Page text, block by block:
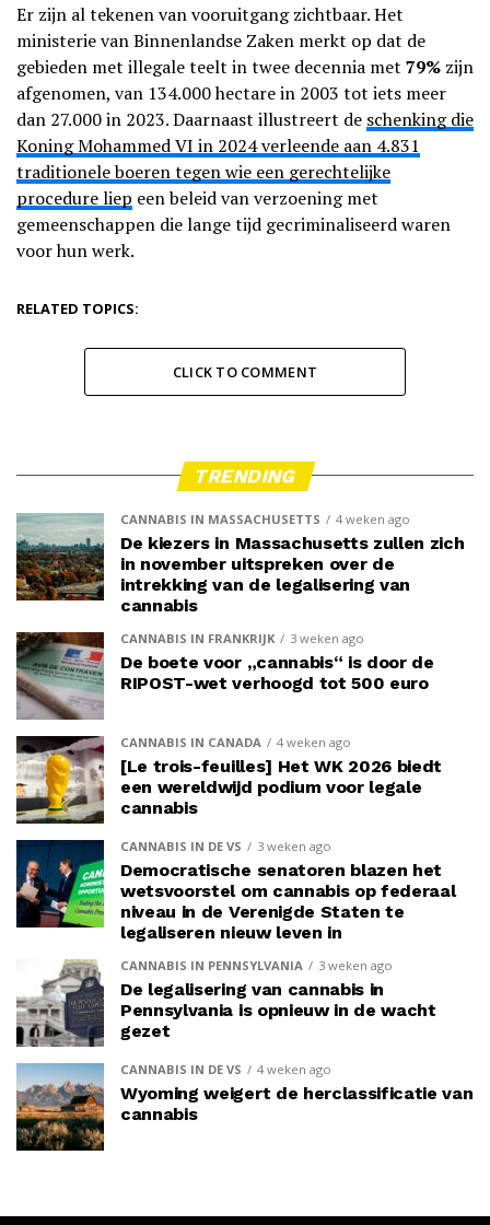
Er zijn al tekenen van vooruitgang zichtbaar. Het
ministerie van Binnenlandse Zaken merkt op dat de
gebieden met illegale teelt in twee decennia met 79% zijn
afgenomen, van 134.000 hectare in 2003 tot iets meer
dan 27.000 in 2023. Daarnaast illustreert de schenking die
Koning Mohammed VI in 2024 verleende aan 4.831
traditionele boeren tegen wie een gerechtelijke
procedure liep een beleid van verzoening met
gemeenschappen die lange tijd gecriminaliseerd waren
voor hun werk.
RELATED TOPICS:
CLICK TO COMMENT
TRENDING
CANNABIS IN MASSACHUSETTS 4 weken ago
De kiezers in Massachusetts zullen zich
in november uitspreken over de
intrekking van de legalisering van
cannabis
CANNABIS IN FRANKRIJK 3 weken ago
De boete voor „cannabis“ is door de
RIPOST-wet verhoogd tot 500 euro
CANNABIS IN CANADA 4 weken ago
[Le trois-feuilles] Het WK 2026 biedt
een wereldwijd podium voor legale
cannabis
CANNABIS IN DE VS 3 weken ago
Democratische senatoren blazen het
wetsvoorstel om cannabis op federaal
niveau in de Verenigde Staten te
legaliseren nieuw leven in
CANNABIS IN PENNSYLVANIA 3 weken ago
De legalisering van cannabis in
Pennsylvania is opnieuw in de wacht
gezet
CANNABIS IN DE VS 4 weken ago
Wyoming weigert de herclassificatie van
cannabis